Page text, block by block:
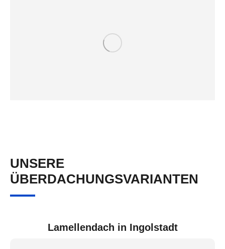
UNSERE
ÜBERDACHUNGSVARIANTEN
Lamellendach in Ingolstadt